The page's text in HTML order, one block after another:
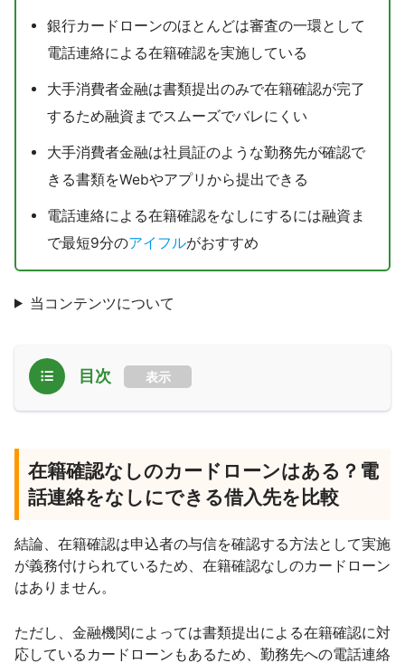
銀行カードローンのほとんどは審査の一環として
電話連絡による在籍確認を実施している
大手消費者金融は書類提出のみで在籍確認が完了
するため融資までスムーズでバレにくい
大手消費者金融は社員証のような勤務先が確認で
きる書類をWebやアプリから提出できる
電話連絡による在籍確認をなしにするには融資ま
で最短9分のアイフルがおすすめ
当コンテンツについて
目次 表示
在籍確認なしのカードローンはある？電
話連絡をなしにできる借入先を比較
結論、在籍確認は申込者の与信を確認する方法として実施
が義務付けられているため、在籍確認なしのカードローン
はありません。
ただし、金融機関によっては書類提出による在籍確認に対
応しているカードローンもあるため、勤務先への電話連絡